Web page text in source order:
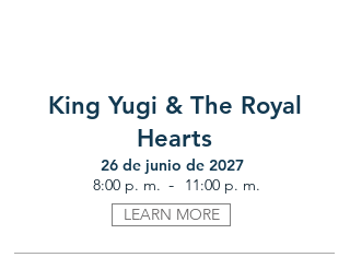
King Yugi & The Royal
Hearts
26 de junio de 2027
8:00 p. m. -
11:00 p. m.
LEARN MORE